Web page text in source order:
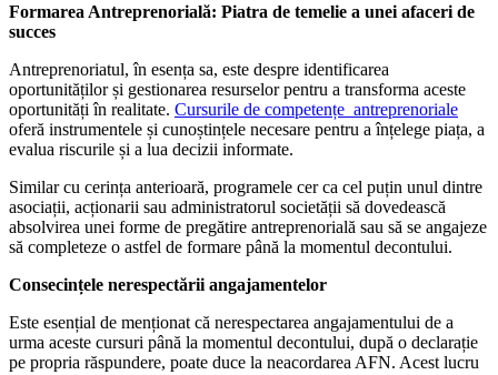
Formarea Antreprenorială: Piatra de temelie a unei afaceri de
succes
Antreprenoriatul, în esența sa, este despre identificarea
oportunităților și gestionarea resurselor pentru a transforma aceste
oportunități în realitate. Cursurile de competențe antreprenoriale
oferă instrumentele și cunoștințele necesare pentru a înțelege piața, a
evalua riscurile și a lua decizii informate.
Similar cu cerința anterioară, programele cer ca cel puțin unul dintre
asociații, acționarii sau administratorul societății să dovedească
absolvirea unei forme de pregătire antreprenorială sau să se angajeze
să completeze o astfel de formare până la momentul decontului.
Consecințele nerespectării angajamentelor
Este esențial de menționat că nerespectarea angajamentului de a
urma aceste cursuri până la momentul decontului, după o declarație
pe propria răspundere, poate duce la neacordarea AFN. Acest lucru